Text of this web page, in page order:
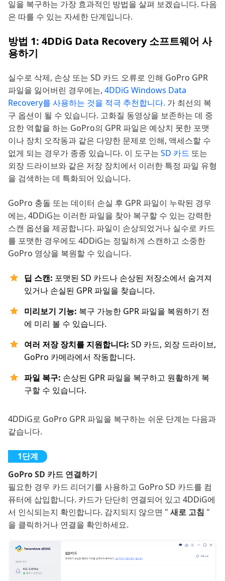
일을 복구하는 가장 효과적인 방법을 살펴 보겠습니다. 다음
은 따를 수 있는 자세한 단계입니다.
방법 1: 4DDiG Data Recovery 소프트웨어 사
용하기
실수로 삭제, 손상 또는 SD 카드 오류로 인해 GoPro GPR
파일을 잃어버린 경우에는, 4DDiG Windows Data
Recovery를 사용하는 것을 적극 추천합니다. 가 최선의 복
구 옵션이 될 수 있습니다. 고화질 동영상을 보존하는 데 중
요한 역할을 하는 GoPro의 GPR 파일은 예상치 못한 포맷
이나 장치 오작동과 같은 다양한 문제로 인해, 액세스할 수
없게 되는 경우가 종종 있습니다. 이 도구는 SD 카드 또는
외장 드라이브와 같은 저장 장치에서 이러한 특정 파일 유형
을 검색하는 데 특화되어 있습니다.
GoPro 충돌 또는 데이터 손실 후 GPR 파일이 누락된 경우
에는, 4DDiG는 이러한 파일을 찾아 복구할 수 있는 강력한
스캔 옵션을 제공합니다. 파일이 손상되었거나 실수로 카드
를 포맷한 경우에도 4DDiG는 정밀하게 스캔하고 소중한
GoPro 영상을 복원할 수 있습니다.
딥 스캔: 포맷된 SD 카드나 손상된 저장소에서 숨겨져
있거나 손실된 GPR 파일을 찾습니다.
미리보기 기능: 복구 가능한 GPR 파일을 복원하기 전
에 미리 볼 수 있습니다.
여러 저장 장치를 지원합니다: SD 카드, 외장 드라이브,
GoPro 카메라에서 작동합니다.
파일 복구: 손상된 GPR 파일을 복구하고 원활하게 복
구할 수 있습니다.
4DDiG로 GoPro GPR 파일을 복구하는 쉬운 단계는 다음과
같습니다.
GoPro SD 카드 연결하기
필요한 경우 카드 리더기를 사용하고 GoPro SD 카드를 컴
퓨터에 삽입합니다. 카드가 단단히 연결되어 있고 4DDiG에
서 인식되는지 확인합니다. 감지되지 않으면 " 새로 고침 "
을 클릭하거나 연결을 확인하세요.